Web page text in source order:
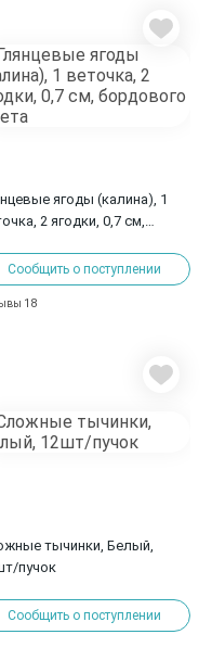
ягоды (калина), 1
2 ягодки, 0,7 см,
Сообщить о поступлении
18
тычинки, Белый,
пучок
Сообщить о поступлении